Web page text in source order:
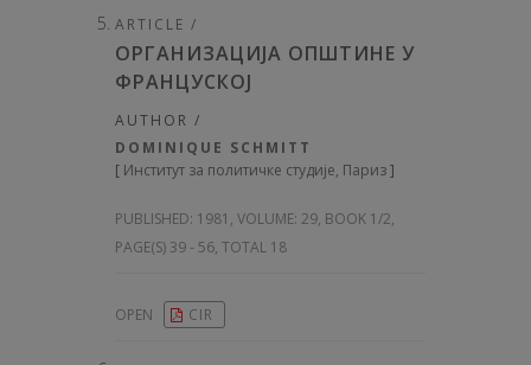
ARTICLE /
ОРГАНИЗАЦИЈА ОПШТИНЕ У
ФРАНЦУСКОЈ
AUTHOR /
DOMINIQUE SCHMITT
[ Институт за политичке студије, Париз]
PUBLISHED: 1981, VOLUME: 29, BOOK 1/2,
PAGE(S) 39 - 56, TOTAL 18
OPEN CIR